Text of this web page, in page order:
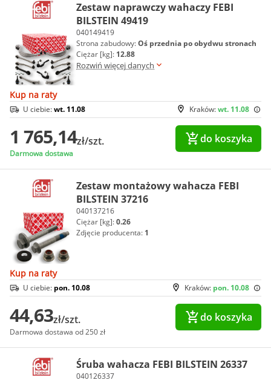
Zestaw naprawczy wahaczy FEBI
BILSTEIN 49419
040149419
Strona zabudowy:Oś przednia po obydwu stronach
Ciężar [kg]: 12.88
Rozwiń więcej danych
Kup na raty
Kraków:wt. 11.08
U ciebie:wt. 11.08
1 765,14zł/szt.
Darmowa dostawa
do koszyka
Zestaw montażowy wahacza FEBI
BILSTEIN 37216
040137216
Ciężar [kg]:0.26
Zdjęcie producenta: 1
Kup na raty
Kraków: pon. 10.08
U ciebie: pon. 10.08
44,63zł/szt.
Darmowa dostawa od 250 zł
do koszyka
Śruba wahacza FEBI BILSTEIN 26337
040126337